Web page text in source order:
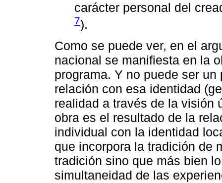
carácter personal del
7).
Como se puede ver, en el
nacional se manifiesta en la
programa. Y no puede ser
relación con esa identidad
realidad a través de la visión
obra es el resultado de la
individual con la identidad
que incorpora la tradición de
tradición sino que más bien
simultaneidad de las